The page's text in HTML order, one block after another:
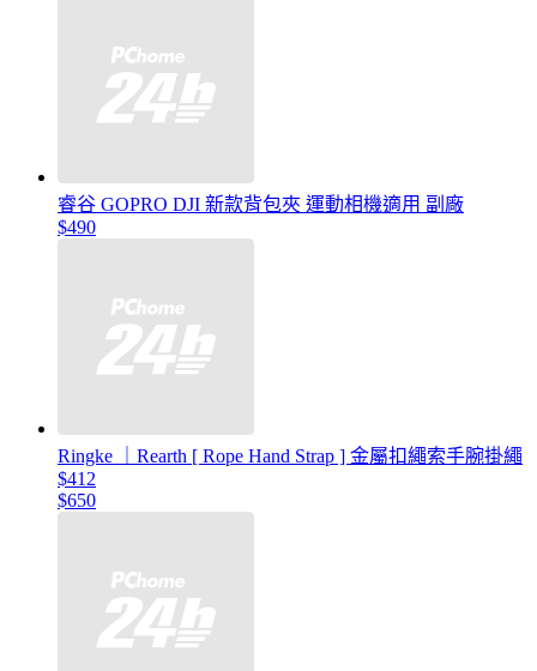
睿谷 GOPRO DJI 新款背包夾 運動相機適用 副廠
$490
Ringke ｜Rearth [ Rope Hand Strap ] 金屬扣繩索手腕掛繩
$412
$650